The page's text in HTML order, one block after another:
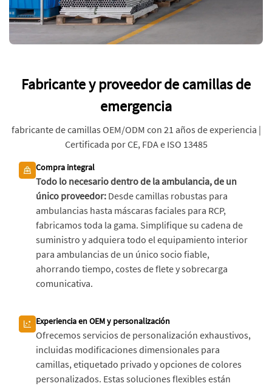
Fabricante y proveedor de camillas de
emergencia
fabricante de camillas OEM/ODM con 21 años de experiencia |
Certificada por CE, FDA e ISO 13485
Compra integral
Todo lo necesario dentro de la ambulancia, de un
único proveedor: Desde camillas robustas para
ambulancias hasta máscaras faciales para RCP,
fabricamos toda la gama. Simplifique su cadena de
suministro y adquiera todo el equipamiento interior
para ambulancias de un único socio fiable,
ahorrando tiempo, costes de flete y sobrecarga
comunicativa.
Experiencia en OEM y personalización
Ofrecemos servicios de personalización exhaustivos,
incluidas modificaciones dimensionales para
camillas, etiquetado privado y opciones de colores
personalizados. Estas soluciones flexibles están